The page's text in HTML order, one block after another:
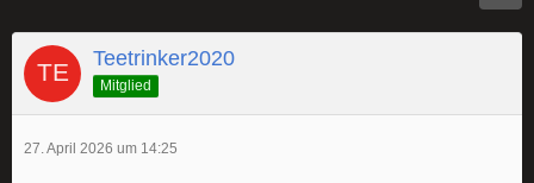
Teetrinker2020
Mitglied
27. April 2026 um 14:25